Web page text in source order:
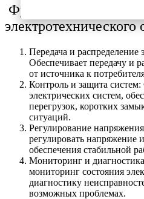
Функции
электротехнического
Передача и распределение
Обеспечивает передачу и
от источника к
Контроль и защита
электрических систем,
перегрузок, коротких
ситуаций.
Регулирование
регулировать напряжение
обеспечения стабильной
Мониторинг и
мониторинг состояния
диагностику
возможных проблемах.